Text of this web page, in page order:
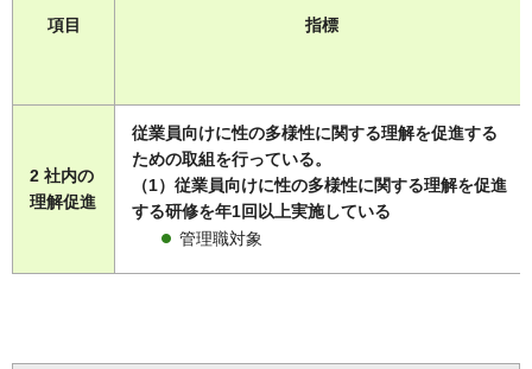
項目 指標
2 社内の
理解促進
従業員向けに性の多様性に関する理解を促進する
ための取組を行っている。
（1）従業員向けに性の多様性に関する理解を促進
する研修を年1回以上実施している
管理職対象